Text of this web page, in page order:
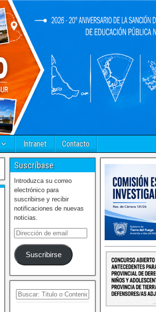
Intranet Contacto
Suscríbase
Introduzca su correo
electrónico para
suscribirse y recibir
notificaciones de nuevas
noticias.
Suscribirse